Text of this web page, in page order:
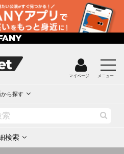
マイページ メニュー
から探す
検索